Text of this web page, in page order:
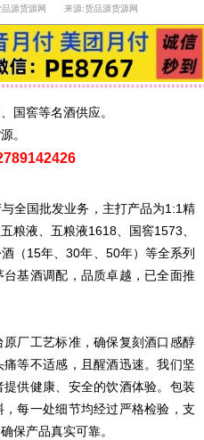
源货源网 来源:货品源货源网
国窖等名酒供应。
。
全国批发业务，主打产品为1:1精
粮液、五粮液1618、国窖1573、
（15年、30年、50年）等全系列
基酒调配，品质卓越，已全面推
厂工艺标准，确保复刻酒口感醇
等不适感，且醒酒迅速。我们坚
供健康、安全的饮酒体验。包装
每一处细节均经过严格检验，支
保产品真实可靠。